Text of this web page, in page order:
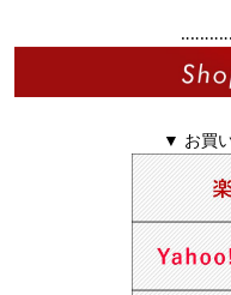
▼ お買